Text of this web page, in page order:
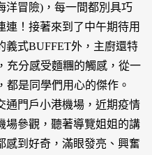
洋冒險)，每一間都別具巧
連！接著來到了中午期待用
義式BUFFET外，主廚還特
充分感受麵糰的觸感，從一
都是同學們用心的傑作。
通門戶小港機場，近期疫情
場參觀，聽著導覽姐姐的講
感到好奇，滿眼發亮、興奮